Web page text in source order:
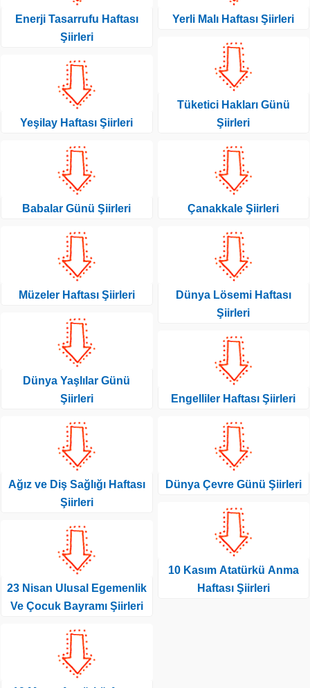
Enerji Tasarrufu Haftası
Şiirleri
Yeşilay Haftası Şiirleri
Babalar Günü Şiirleri
Müzeler Haftası Şiirleri
Dünya Yaşlılar Günü
Şiirleri
Ağız ve Diş Sağlığı Haftası
Şiirleri
23 Nisan Ulusal Egemenlik
Ve Çocuk Bayramı Şiirleri
Yerli Malı Haftası Şiirleri
Tüketici Hakları Günü
Şiirleri
Çanakkale Şiirleri
Dünya Lösemi Haftası
Şiirleri
Engelliler Haftası Şiirleri
Dünya Çevre Günü Şiirleri
10 Kasım Atatürkü Anma
Haftası Şiirleri